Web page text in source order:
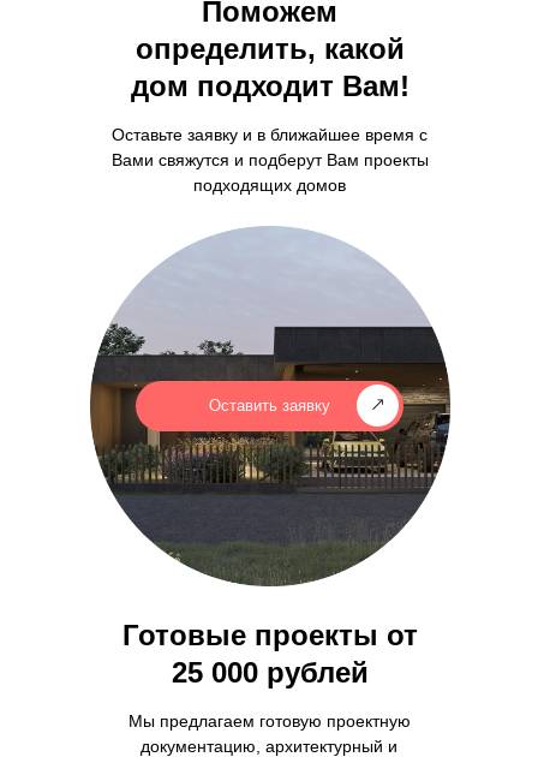
Оставить заявку
Готовые проекты от
25 000 рублей
Мы предлагаем готовую проектную
документацию, архитектурный и
Поможем
определить, какой
дом подходит Вам!
Оставьте заявку и в ближайшее время с
Вами свяжутся и подберут Вам проекты
подходящих домов